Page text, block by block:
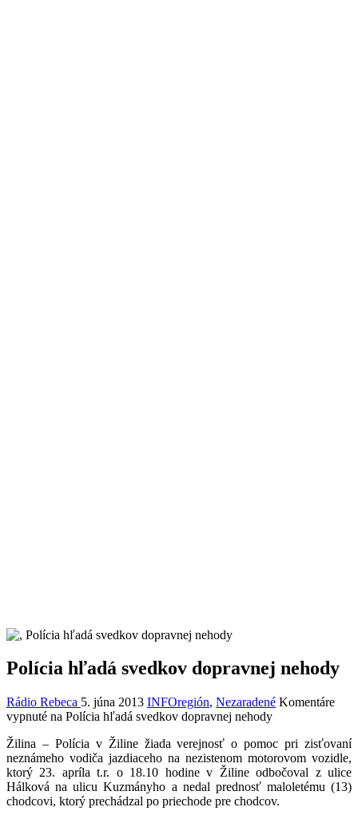
Polícia hľadá svedkov dopravnej nehody
Rádio Rebeca 5. júna 2013 INFOregión, Nezaradené Komentáre
vypnuté na Polícia hľadá svedkov dopravnej nehody
Žilina – Polícia v Žiline žiada verejnosť o pomoc pri zisťovaní
neznámeho vodiča jazdiaceho na nezistenom motorovom vozidle,
ktorý 23. apríla t.r. o 18.10 hodine v Žiline odbočoval z ulice
Hálková na ulicu Kuzmányho a nedal prednosť maloletému (13)
chodcovi, ktorý prechádzal po priechode pre chodcov.